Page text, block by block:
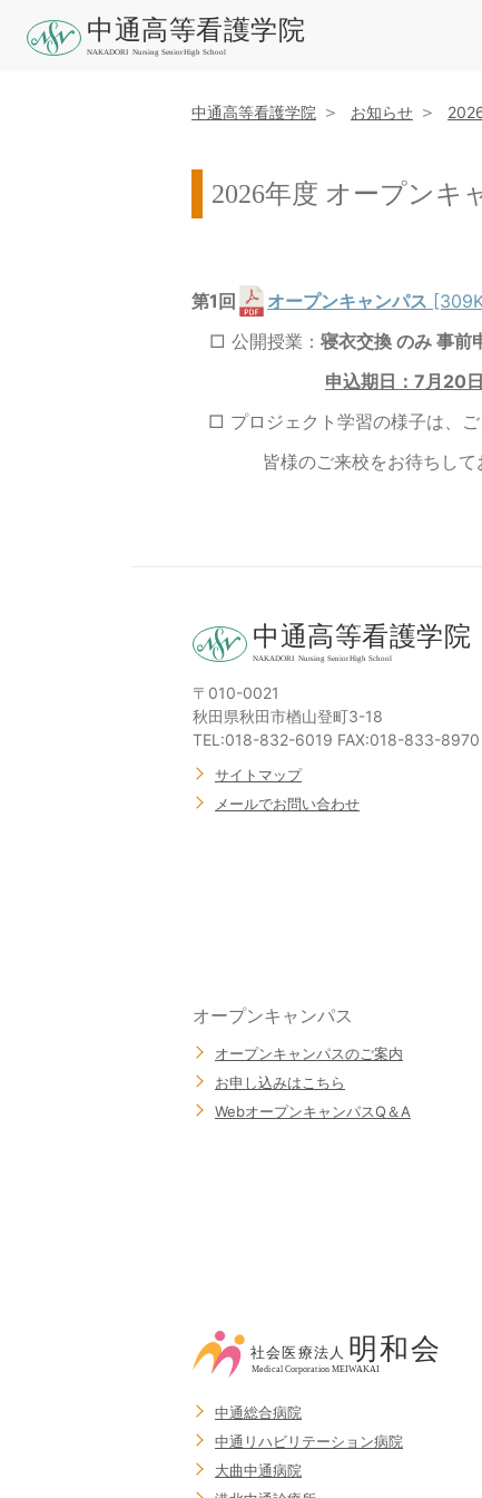
中通高等看護学院 お知らせ
2026年度 オープンキ
第1回
オープンキャンパス
□ 公開授業： 寝衣交換 のみ 事前
申込期日：7月20
□ プロジェクト学習の様子は、ご
皆様のご来校をお待ちしてお
〒010-0021
秋田県秋田市楢山登町3-18
TEL:018-832-6019 FAX:018-833-8970
サイトマップ
メールでお問い合わせ
オープンキャンパス
オープンキャンパスのご案内
お申し込みはこちら
WebオープンキャンパスQ＆A
中通総合病院
中通リハビリテーション病院
大曲中通病院